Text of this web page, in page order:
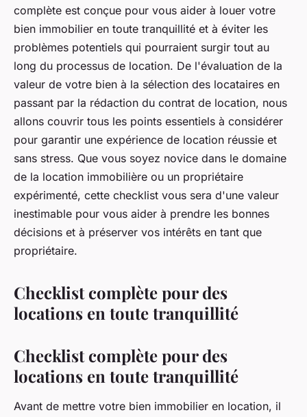
complète est conçue pour vous aider à louer votre
bien immobilier en toute tranquillité et à éviter les
problèmes potentiels qui pourraient surgir tout au
long du processus de location. De l'évaluation de la
valeur de votre bien à la sélection des locataires en
passant par la rédaction du contrat de location, nous
allons couvrir tous les points essentiels à considérer
pour garantir une expérience de location réussie et
sans stress. Que vous soyez novice dans le domaine
de la location immobilière ou un propriétaire
expérimenté, cette checklist vous sera d'une valeur
inestimable pour vous aider à prendre les bonnes
décisions et à préserver vos intérêts en tant que
propriétaire.
Checklist complète pour des
locations en toute tranquillité
Checklist complète pour des
locations en toute tranquillité
Avant de mettre votre bien immobilier en location, il